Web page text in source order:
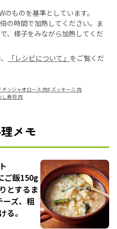
ものを基準としています。
の時間で加熱してください。ま
、様子をみながら加熱してくだ
「レシピについて」 をご覧くだ
チンジャオロース 肉# ズッキーニ 肉
し寿司 肉
メモ
ご飯150g
とするま
ーズ、粗
る。